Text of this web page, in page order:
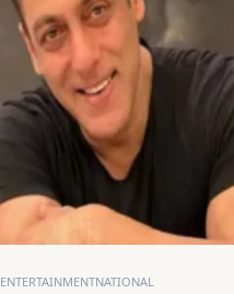
ENTERTAINMENTNATIONAL